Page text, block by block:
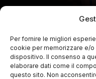
Per fornire le migliori
cookie per memorizzare e/
dispositivo. Il consenso a
elaborare dati come il
questo sito. Non